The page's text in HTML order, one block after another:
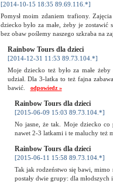
[2014-10-15 18:35 89.69.116.*]
Pomysł moim zdaniem trafiony.
dziecko było za małe, żeby je
bez obaw poślemy naszego szkraba na
Rainbow Tours dla dzieci
[2014-12-31 11:53 89.73.104.*]
Moje dziecko też było za małe
udział. Dla 3-latka to też fajna
bawić. odpowiedz »
Rainbow Tours dla dzieci
[2015-06-09 15:03 89.73.104.*]
No jasne, że tak. Moje dziecko co
nawet 2-3 latkami i te maluchy też
Rainbow Tours dla dzieci
[2015-06-11 15:58 89.73.104.*]
Tak jak rodzeństwo się bawi,
postały dwie grupy: dla